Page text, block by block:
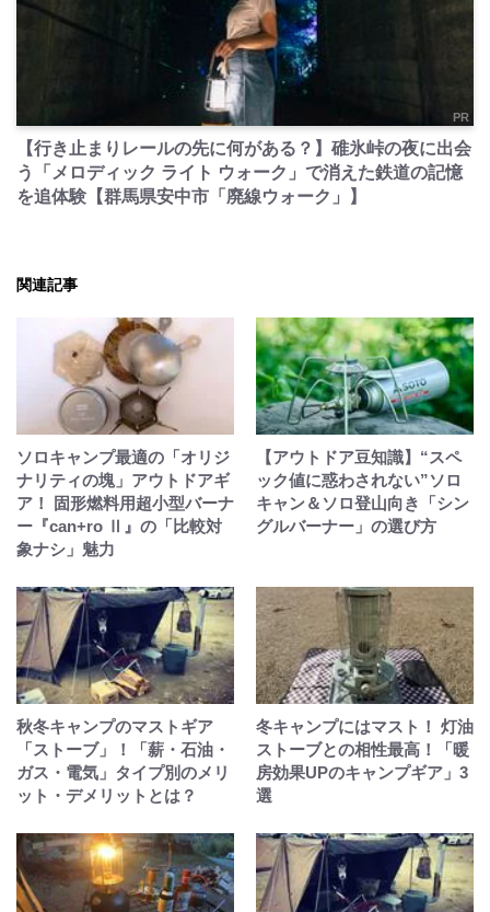
PR
【行き止まりレールの先に何がある？】碓氷峠の夜に出会
う「メロディック ライト ウォーク」で消えた鉄道の記憶
を追体験【群馬県安中市「廃線ウォーク」】
関連記事
ソロキャンプ最適の「オリジ
ナリティの塊」アウトドアギ
ア！ 固形燃料用超小型バーナ
ー『can+ro Ⅱ』の「比較対
象ナシ」魅力
【アウトドア豆知識】“スペ
ック値に惑わされない”ソロ
キャン＆ソロ登山向き「シン
グルバーナー」の選び方
秋冬キャンプのマストギア
「ストーブ」！「薪・石油・
ガス・電気」タイプ別のメリ
ット・デメリットとは？
冬キャンプにはマスト！ 灯油
ストーブとの相性最高！「暖
房効果UPのキャンプギア」3
選